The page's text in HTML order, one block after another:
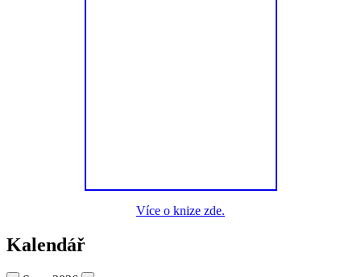
Více o knize zde.
Kalendář